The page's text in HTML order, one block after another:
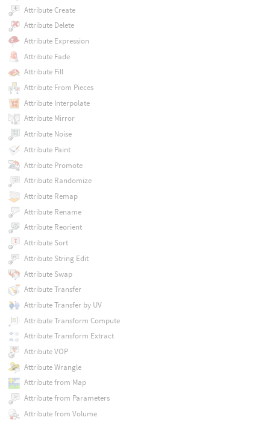
Attribute Create
Attribute Delete
Attribute Expression
Attribute Fade
Attribute Fill
Attribute From Pieces
Attribute Interpolate
Attribute Mirror
Attribute Noise
Attribute Paint
Attribute Promote
Attribute Randomize
Attribute Remap
Attribute Rename
Attribute Reorient
Attribute Sort
Attribute String Edit
Attribute Swap
Attribute Transfer
Attribute Transfer by UV
Attribute Transform Compute
Attribute Transform Extract
Attribute VOP
Attribute Wrangle
Attribute from Map
Attribute from Parameters
Attribute from Volume